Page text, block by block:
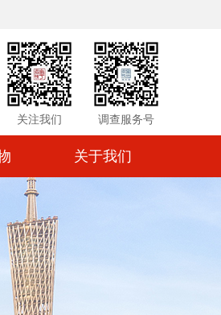
关注我们 调查服务号
关于我们